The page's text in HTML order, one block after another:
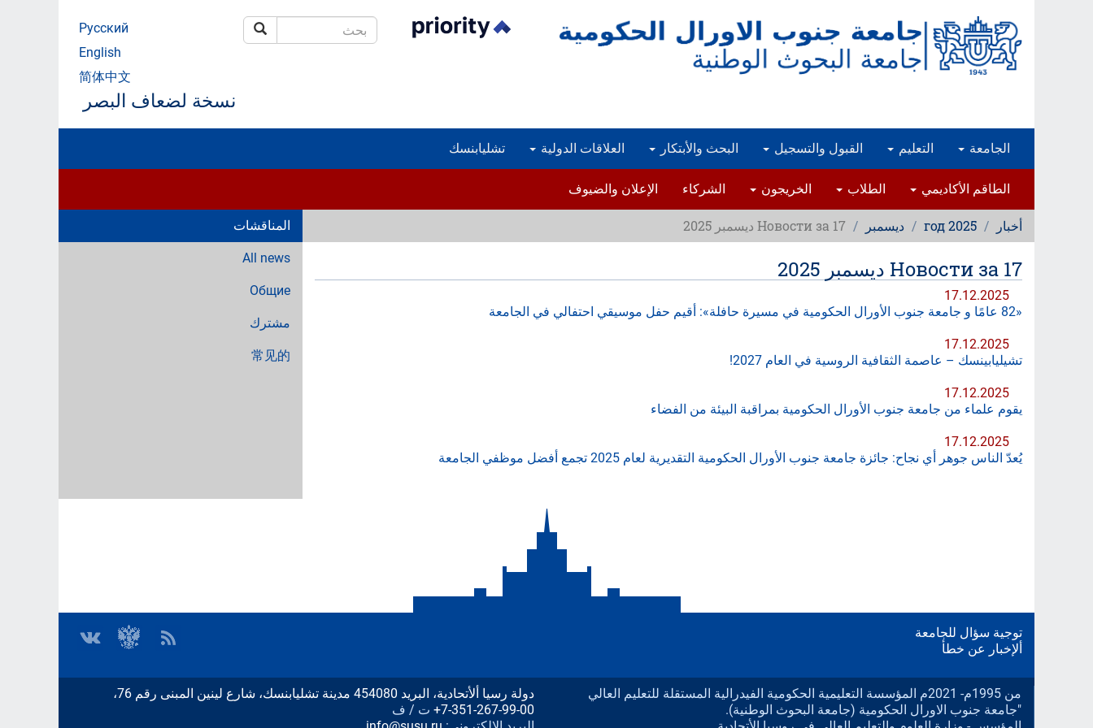
بحث
Русский
English
简体中文
نسخة لضعاف البصر
الجامعة التعليم القبول والتسجيل البحث والأبتكار العلاقات الدولية تشليابنسك
الطاقم الأكاديمي الطلاب الخريجون الشركاء الإعلان والضيوف
أخبار 2025 год ديسمبر Новости за 17 ديسمبر 2025
Новости за 17 ديسمبر 2025
17.12.2025
«82 عامًا و جامعة جنوب الأورال الحكومية في مسيرة حافلة»: أقيم حفل موسيقي احتفالي في الجامعة
17.12.2025
تشيليابينسك – عاصمة الثقافية الروسية في العام 2027!
17.12.2025
يقوم علماء من جامعة جنوب الأورال الحكومية بمراقبة البيئة من الفضاء
17.12.2025
يُعدّ الناس جوهر أي نجاح: جائزة جامعة جنوب الأورال الحكومية التقديرية لعام 2025 تجمع أفضل موظفي الجامعة
المناقشات
All news
Общие
مشترك
常见的
توجية سؤال للجامعة
ألإخبار عن خطأ
من 1995م- 2021م المؤسسة التعليمية الحكومية الفيدرالية المستقلة للتعليم العالي
"جامعة جنوب الاورال الحكومية (جامعة البحوث الوطنية).
دولة رسيا ألأتحادية، البريد 454080 مدينة تشليابنسك، شارع لينين المبنى رقم 76،
+7-351-267-99-00 ت / ف